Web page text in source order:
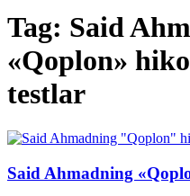
Tag: Said
«Qoplon»
testlar
Said Ahmadning